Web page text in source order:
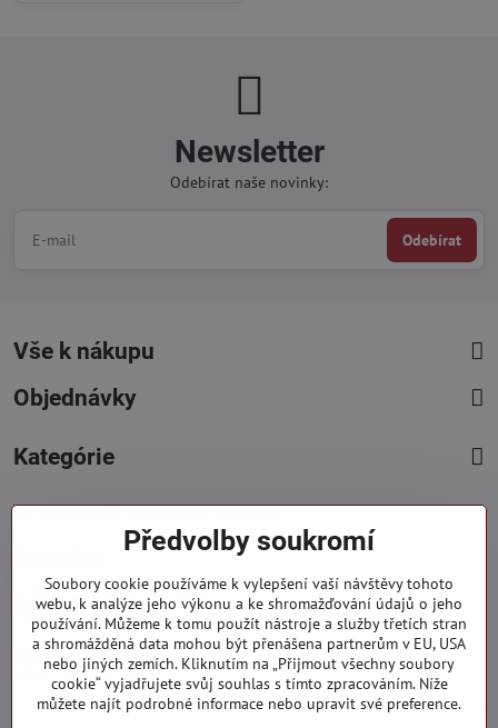
Newsletter
Odebírat naše novinky:
Odebírat
Vše k nákupu
Objednávky
Kategórie
Facebook Instagram Pinterest
+421 919 060 751
Pondělí - Pátek : 09:00 - 15:00 hod.
info​@everlady​.eu
Non stop ( 24/7 )
Předvolby soukromí
Soubory cookie používáme k vylepšení vaší návštěvy tohoto
webu, k analýze jeho výkonu a ke shromažďování údajů o jeho
používání. Můžeme k tomu použít nástroje a služby třetích stran
a shromážděná data mohou být přenášena partnerům v EU, USA
nebo jiných zemích. Kliknutím na „Přijmout všechny soubory
cookie“ vyjadřujete svůj souhlas s tímto zpracováním. Níže
můžete najít podrobné informace nebo upravit své preference.